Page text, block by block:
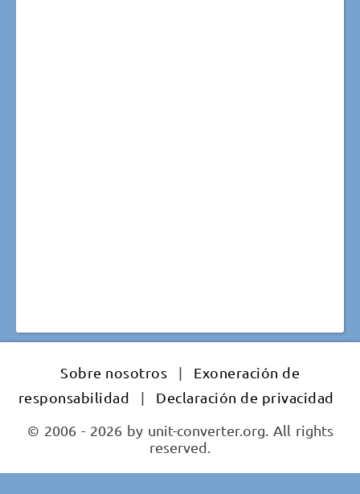
Sobre nosotros |
Exoneración de
responsabilidad
|
Declaración de privacidad
© 2006 - 2026 by unit-converter.org. All rights
reserved.